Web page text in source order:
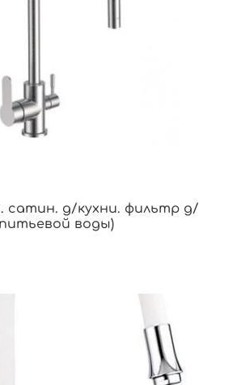
сатин. д/кухни. фильтр д/
питьевой воды)